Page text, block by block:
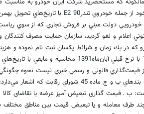
خودرويي دولت مبني بر فروش تجاري كه از سوي
غيرقانوني اعلام و لغو گرديد، سازمان حمايت مصرف
در يك زمان و شرائط يكسان ثبت نام نموده و هزينه
قيمت‌گذاري قانوني و رسمي خبري نيست نحوه چگونگي
ب ـ قیمت گذاری تبعیض آمیز عرضه یا تقاضای
طرف معامله و یا تبعیض قیمت بین مناطق مختلف